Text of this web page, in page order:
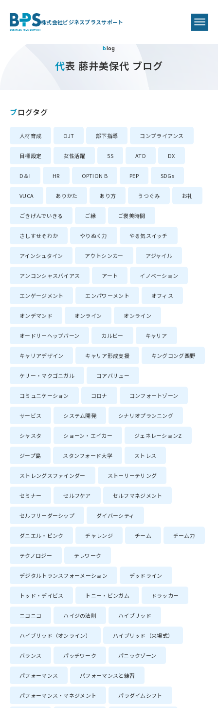
株式会社ビジネスプラスサポート
blog
代表 藤井美保代 ブログ
ブログタグ
人材育成 OJT 部下指導 コンプライアンス
目標設定 女性活躍 5S ATD DX
D＆I HR OPTION B PEP SDGs
VUCA ありかた あり方 うつぐみ お礼
ごきげんでいきる ご縁 ご褒美時間
さしすせそわか やりぬく力 やる気スイッチ
アインシュタイン アウトシンカー アジャイル
アンコンシャスバイアス アート イノベーション
エンゲージメント エンパワーメント オフィス
オンデマンド オンライン オンライン
オードリーヘップバーン カルビー キャリア
キャリアデザイン キャリア形成支援 キングコング西野
ケリー・マクゴニガル コアバリュー
コミュニケーション コロナ コンフォートゾーン
サービス システム開発 シナリオプランニング
シャスタ ショーン・エイカー ジェネレーションZ
ジープ島 スタンフォード大学 ストレス
ストレングスファインダー ストーリーテリング
セミナー セルフケア セルフマネジメント
セルフリーダーシップ ダイバーシティ
ダニエル・ピンク チャレンジ チーム チーム力
テクノロジー テレワーク
デジタルトランスフォーメーション デッドライン
トッド・デイビス トニー・ビンガム ドラッカー
ニコニコ ハイジの法則 ハイブリッド
ハイブリッド（オンライン） ハイブリッド（来場式）
バランス パッチワーク パニックゾーン
パフォーマンス パフォーマンスと練習
パフォーマンス・マネジメント パラダイムシフト